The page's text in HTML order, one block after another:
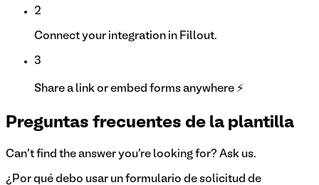
2
Connect your integration in Fillout.
3
Share a link or embed forms anywhere ⚡
Preguntas frecuentes de la plantilla
Can't find the answer you're looking for? Ask us.
¿Por qué debo usar un formulario de solicitud de